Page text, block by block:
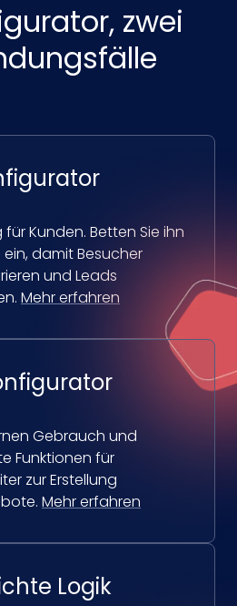
zwei
Kunden. Betten Sie ihn
damit Besucher
und Leads
Mehr erfahren
Gebrauch und
Funktionen für
zur Erstellung
Mehr erfahren
Logik